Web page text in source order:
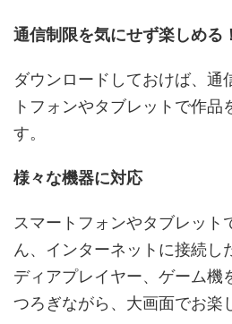
通信制限を気にせず楽しめる！
ダウンロードしておけば、通
トフォンやタブレットで作品
す。
様々な機器に対応
スマートフォンやタブレット
ん、インターネットに接続し
ディアプレイヤー、ゲーム機
つろぎながら、大画面でお楽